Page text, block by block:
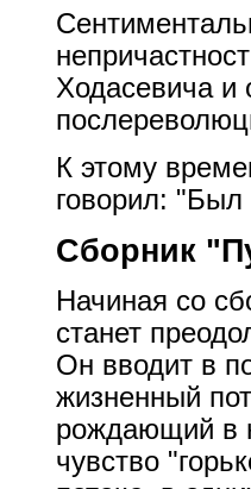
Ходасевича и
К этому
говорил:
Сборник
Начиная со
станет
Он вводит в
жизненный
рождающий в
чувство